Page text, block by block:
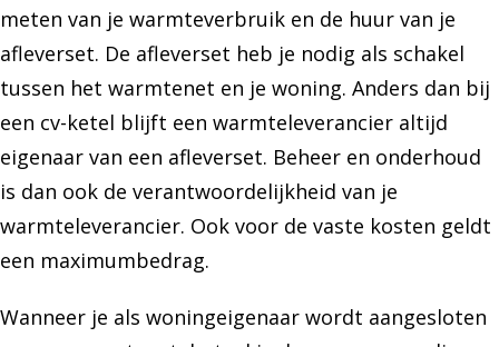
meten van je warmteverbruik en de huur van je
afleverset. De afleverset heb je nodig als schakel
tussen het warmtenet en je woning. Anders dan bij
een cv-ketel blijft een warmteleverancier altijd
eigenaar van een afleverset. Beheer en onderhoud
is dan ook de verantwoordelijkheid van je
warmteleverancier. Ook voor de vaste kosten geldt
een maximumbedrag.
Wanneer je als woningeigenaar wordt aangesloten